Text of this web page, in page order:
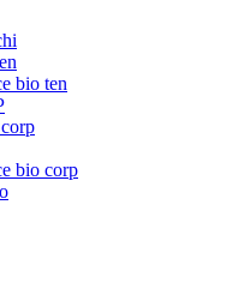
bio ten
bio corp